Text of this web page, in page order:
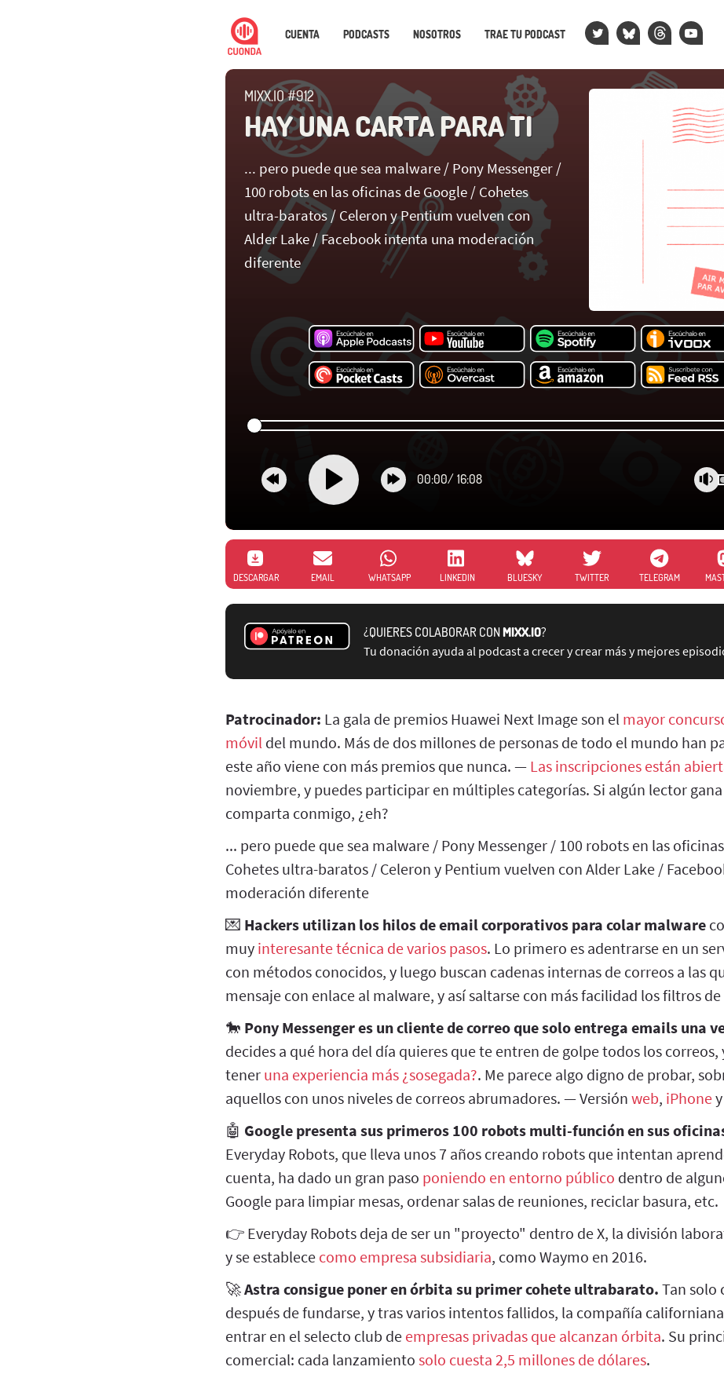
CUENTA PODCASTS NOSOTROS TRAE TU PODCAST
MIXX.IO #912
HAY UNA CARTA PARA TI
... pero puede que sea malware / Pony Messenger /
100 robots en las oficinas de Google / Cohetes
ultra-baratos / Celeron y Pentium vuelven con
Alder Lake / Facebook intenta una moderación
diferente
00:00/ 16:08
DESCARGAR EMAIL WHATSAPP LINKEDIN BLUESKY TWITTER TELEGRAM
¿QUIERES COLABORAR CONMIXX.IO?
Tu donación ayuda al podcast a crecer y crear más y mejores
Patrocinador: La gala de premios Huawei Next Image son el mayor
móvil del mundo. Más de dos millones de personas de todo el mundo han
este año viene con más premios que nunca. — Las inscripciones están
noviembre, y puedes participar en múltiples categorías. Si algún lector
comparta conmigo, ¿eh?
... pero puede que sea malware / Pony Messenger / 100 robots en las
Cohetes ultra-baratos / Celeron y Pentium vuelven con Alder Lake /
moderación diferente
💌 Hackers utilizan los hilos de email corporativos para colar malware
muy interesante técnica de varios pasos. Lo primero es adentrarse en un
con métodos conocidos, y luego buscan cadenas internas de correos a las
mensaje con enlace al malware, y así saltarse con más facilidad los filtros
🐎 Pony Messenger es un cliente de correo que solo entrega emails una
decides a qué hora del día quieres que te entren de golpe todos los correos,
tener una experiencia más ¿sosegada?. Me parece algo digno de probar,
aquellos con unos niveles de correos abrumadores. — Versión web, iPhoney
🤖 Google presenta sus primeros 100 robots multi-función en sus
Everyday Robots, que lleva unos 7 años creando robots que intentan
cuenta, ha dado un gran paso poniendo en entorno público dentro de
Google para limpiar mesas, ordenar salas de reuniones, reciclar basura, etc.
👉 Everyday Robots deja de ser un "proyecto" dentro de X, la división
y se establece como empresa subsidiaria, como Waymo en 2016.
🚀Astra consigue poner en órbita su primer cohete ultrabarato. Tan solo
después de fundarse, y tras varios intentos fallidos, la compañía
entrar en el selecto club de empresas privadas que alcanzan órbita. Su
comercial: cada lanzamiento solo cuesta 2,5 millones de dólares.